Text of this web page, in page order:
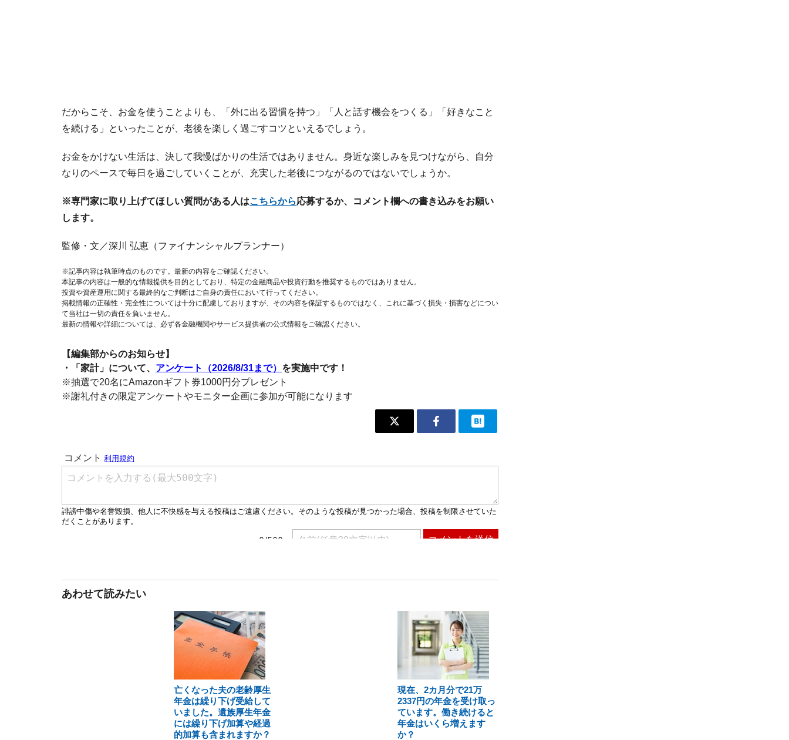
だからこそ、お金を使うことよりも、「外に出る習慣を持つ」「人と話す機会をつくる」「好きなこと
を続ける」といったことが、老後を楽しく過ごすコツといえるでしょう。
お金をかけない生活は、決して我慢ばかりの生活ではありません。身近な楽しみを見つけながら、自分
なりのペースで毎日を過ごしていくことが、充実した老後につながるのではないでしょうか。
※専門家に取り上げてほしい質問がある人はこちらから応募するか、コメント欄への書き込みをお願い
します。
監修・文／深川 弘恵（ファイナンシャルプランナー）
※記事内容は執筆時点のものです。最新の内容をご確認ください。
本記事の内容は一般的な情報提供を目的としており、特定の金融商品や投資行動を推奨するものではありません。
投資や資産運用に関する最終的なご判断はご自身の責任において行ってください。
掲載情報の正確性・完全性については十分に配慮しておりますが、その内容を保証するものではなく、これに基づく損失・損害などについ
て当社は一切の責任を負いません。
最新の情報や詳細については、必ず各金融機関やサービス提供者の公式情報をご確認ください。
【編集部からのお知らせ】
・「家計」について、 アンケート（2026/8/31まで） を実施中です！
※抽選で20名にAmazonギフト券1000円分プレゼント
※謝礼付きの限定アンケートやモニター企画に参加が可能になります
あわせて読みたい
亡くなった夫の老齢厚生
年金は繰り下げ受給して
いました。遺族厚生年金
には繰り下げ加算や経過
的加算も含まれますか？
現在、2カ月分で21万
2337円の年金を受け取っ
ています。働き続けると
年金はいくら増えます
か？